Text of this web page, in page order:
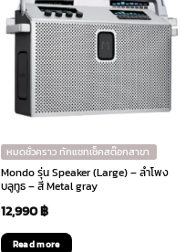
หมดชั่วคราว ทักแชทเช็คสต๊อกสาขา
Mondo รุ่น Speaker (Large) – ลำโพง
บลูทูธ – สี Metal gray
12,990฿
Read more